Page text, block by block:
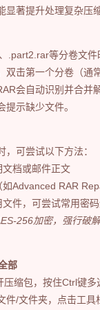
显著提升处理复杂压
.part2.rar等分卷文件
双击第一个分卷（通
会自动识别并合并
示缺少文件。
，可尝试以下方法：
档或邮件正文
Advanced RAR
件，可尝试常用密
256加密，强行破解
部
压缩包，按住Ctrl键多
件/文件夹，点击工具